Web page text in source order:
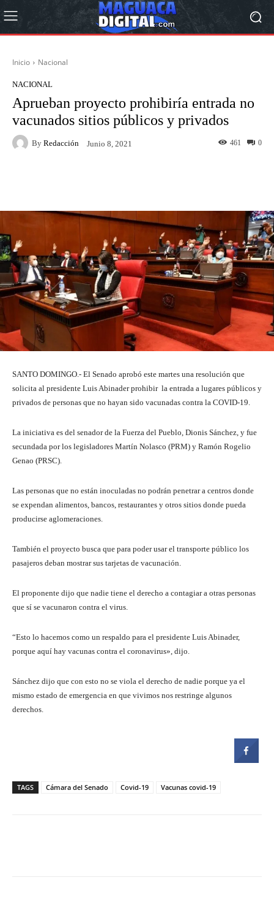
Inicio Nacional
NACIONAL
Aprueban proyecto prohibiría entrada no
vacunados sitios públicos y privados
By Redacción Junio 8, 2021 0
461
SANTO DOMINGO.- El Senado aprobó este martes una resolución que
solicita al presidente Luis Abinader prohibir la entrada a lugares públicos y
privados de personas que no hayan sido vacunadas contra la COVID-19.
La iniciativa es del senador de la Fuerza del Pueblo, Dionis Sánchez, y fue
secundada por los legisladores Martín Nolasco (PRM) y Ramón Rogelio
Genao (PRSC).
Las personas que no están inoculadas no podrán penetrar a centros donde
se expendan alimentos, bancos, restaurantes y otros sitios donde pueda
producirse aglomeraciones.
También el proyecto busca que para poder usar el transporte público los
pasajeros deban mostrar sus tarjetas de vacunación.
El proponente dijo que nadie tiene el derecho a contagiar a otras personas
que sí se vacunaron contra el virus.
“Esto lo hacemos como un respaldo para el presidente Luis Abinader,
porque aquí hay vacunas contra el coronavirus», dijo.
Sánchez dijo que con esto no se viola el derecho de nadie porque ya el
mismo estado de emergencia en que vivimos nos restringe algunos
derechos.
TAGS Cámara del Senado Covid-19 Vacunas covid-19